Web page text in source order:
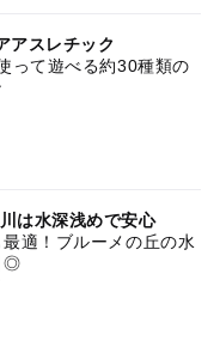
アスレチック
って遊べる約30種類の
は水深浅めで安心
適！ブルーメの丘の水
◎